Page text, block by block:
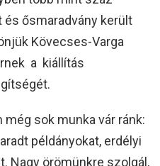
és ősmaradvány került
Kövecses-Varga
a kiállítás
sok munka vár ránk:
példányokat, erdélyi
Nagy örömünkre szolgál,